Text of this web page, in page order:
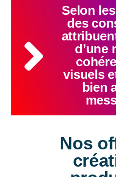
Selon
des
d’une
visuels
bien
Nos